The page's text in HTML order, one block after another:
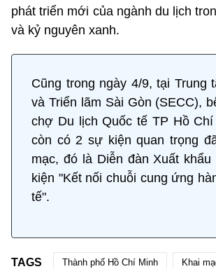
phát triển mới của ngành du lịch
và kỷ nguyên xanh.
Cũng trong ngày 4/9, tại Trung
và Triển lãm Sài Gòn (SECC),
chợ Du lịch Quốc tế TP Hồ Chí
còn có 2 sự kiện quan trọng
mạc, đó là Diễn đàn Xuất
kiện "Kết nối chuỗi cung ứng
tế".
TAGS Thành phố Hồ Chí Minh Khai